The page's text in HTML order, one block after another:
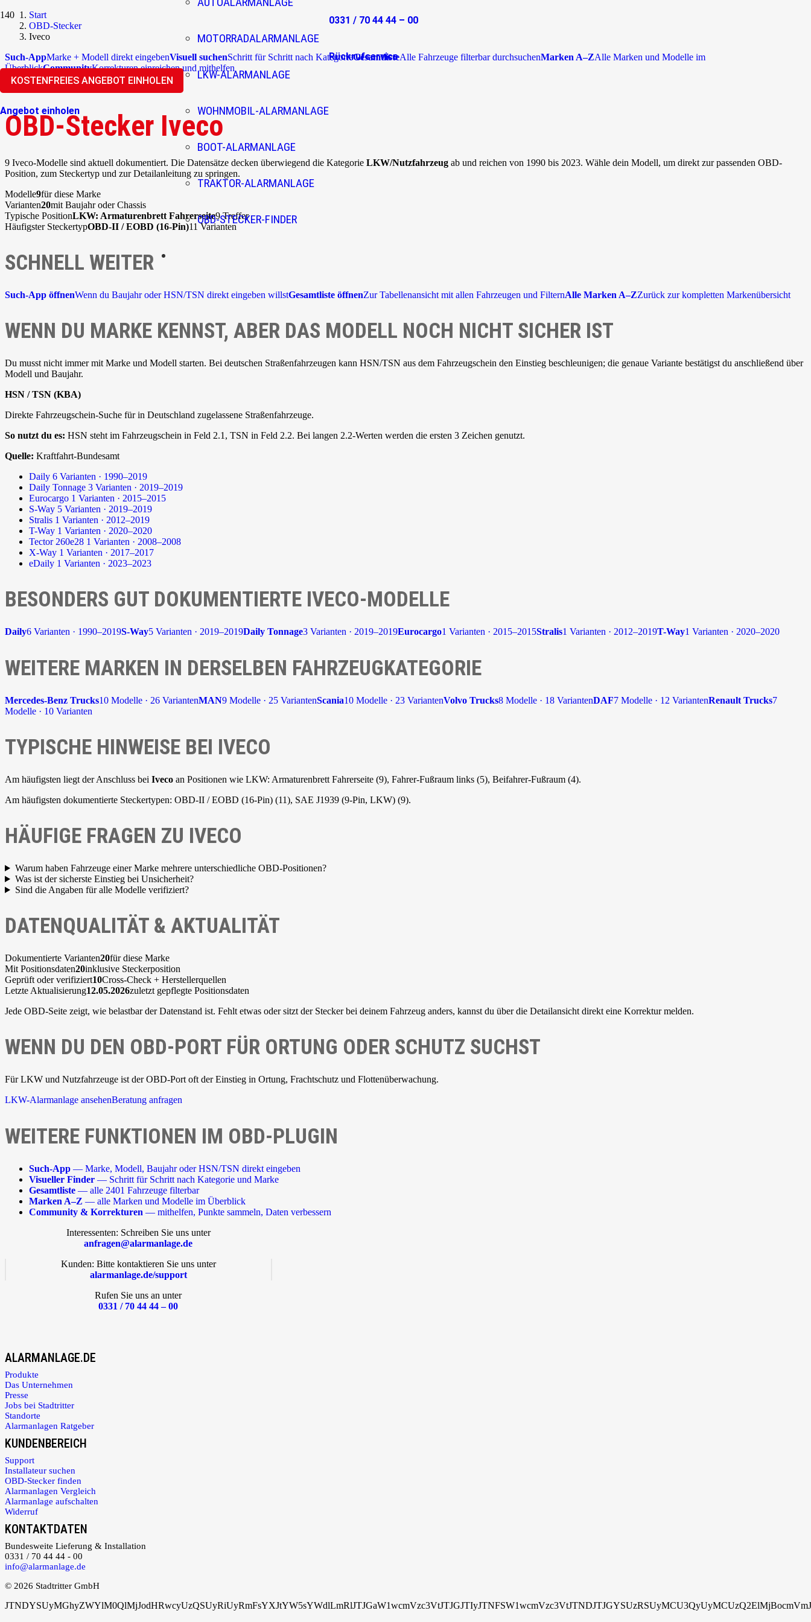
MOTORRADALARMANLAGE
LKW-ALARMANLAGE
WOHNMOBIL-ALARMANLAGE
BOOT-ALARMANLAGE
TRAKTOR-ALARMANLAGE
OBD-STECKER-FINDER
0331 / 70 44 44 – 00
Rückrufservice
KOSTENFREIES ANGEBOT EINHOLEN
Angebot einholen
Start
OBD-Stecker
Iveco
Such-AppMarke + Modell direkt eingebenVisuell suchenSchritt für Schritt nach KategorieGesamtlisteAlle Fahrzeuge filterbar durchsuchenMarken A–ZAlle Marken und Modelle im
ÜberblickCommunityKorrekturen einreichen und mithelfen
OBD-Stecker Iveco
9 Iveco-Modelle sind aktuell dokumentiert. Die Datensätze decken überwiegend die Kategorie LKW/Nutzfahrzeug ab und reichen von 1990 bis 2023. Wähle dein Modell, um direkt zur passenden OBD-
Position, zum Steckertyp und zur Detailanleitung zu springen.
Modelle9für diese Marke
Varianten20mit Baujahr oder Chassis
Typische PositionLKW: Armaturenbrett Fahrerseite9 Treffer
Häufigster SteckertypOBD-II / EOBD (16-Pin)11 Varianten
SCHNELL WEITER
Such-App öffnenWenn du Baujahr oder HSN/TSN direkt eingeben willstGesamtliste öffnenZur Tabellenansicht mit allen Fahrzeugen und FilternAlle Marken A–ZZurück zur kompletten Markenübersicht
WENN DU MARKE KENNST, ABER DAS MODELL NOCH NICHT SICHER IST
Du musst nicht immer mit Marke und Modell starten. Bei deutschen Straßenfahrzeugen kann HSN/TSN aus dem Fahrzeugschein den Einstieg beschleunigen; die genaue Variante bestätigst du anschließend über
Modell und Baujahr.
HSN / TSN (KBA)
Direkte Fahrzeugschein-Suche für in Deutschland zugelassene Straßenfahrzeuge.
So nutzt du es: HSN steht im Fahrzeugschein in Feld 2.1, TSN in Feld 2.2. Bei langen 2.2-Werten werden die ersten 3 Zeichen genutzt.
Quelle: Kraftfahrt-Bundesamt
Daily 6 Varianten · 1990–2019
Daily Tonnage 3 Varianten · 2019–2019
Eurocargo 1 Varianten · 2015–2015
S-Way 5 Varianten · 2019–2019
Stralis 1 Varianten · 2012–2019
T-Way 1 Varianten · 2020–2020
Tector 260e28 1 Varianten · 2008–2008
X-Way 1 Varianten · 2017–2017
eDaily 1 Varianten · 2023–2023
BESONDERS GUT DOKUMENTIERTE IVECO-MODELLE
Daily6 Varianten · 1990–2019S-Way5 Varianten · 2019–2019Daily Tonnage3 Varianten · 2019–2019Eurocargo1 Varianten · 2015–2015Stralis1 Varianten · 2012–2019T-Way1 Varianten · 2020–2020
WEITERE MARKEN IN DERSELBEN FAHRZEUGKATEGORIE
Mercedes-Benz Trucks10 Modelle · 26 VariantenMAN9 Modelle · 25 VariantenScania10 Modelle · 23 VariantenVolvo Trucks8 Modelle · 18 VariantenDAF7 Modelle · 12 VariantenRenault Trucks7
Modelle · 10 Varianten
TYPISCHE HINWEISE BEI IVECO
Am häufigsten liegt der Anschluss bei Iveco an Positionen wie LKW: Armaturenbrett Fahrerseite (9), Fahrer-Fußraum links (5), Beifahrer-Fußraum (4).
Am häufigsten dokumentierte Steckertypen: OBD-II / EOBD (16-Pin) (11), SAE J1939 (9-Pin, LKW) (9).
HÄUFIGE FRAGEN ZU IVECO
Warum haben Fahrzeuge einer Marke mehrere unterschiedliche OBD-Positionen?
Was ist der sicherste Einstieg bei Unsicherheit?
Sind die Angaben für alle Modelle verifiziert?
DATENQUALITÄT & AKTUALITÄT
Dokumentierte Varianten20für diese Marke
Mit Positionsdaten20inklusive Steckerposition
Geprüft oder verifiziert10Cross-Check + Herstellerquellen
Letzte Aktualisierung12.05.2026zuletzt gepflegte Positionsdaten
Jede OBD-Seite zeigt, wie belastbar der Datenstand ist. Fehlt etwas oder sitzt der Stecker bei deinem Fahrzeug anders, kannst du über die Detailansicht direkt eine Korrektur melden.
WENN DU DEN OBD-PORT FÜR ORTUNG ODER SCHUTZ SUCHST
Für LKW und Nutzfahrzeuge ist der OBD-Port oft der Einstieg in Ortung, Frachtschutz und Flottenüberwachung.
LKW-Alarmanlage ansehenBeratung anfragen
WEITERE FUNKTIONEN IM OBD-PLUGIN
Such-App — Marke, Modell, Baujahr oder HSN/TSN direkt eingeben
Visueller Finder — Schritt für Schritt nach Kategorie und Marke
Gesamtliste — alle 2401 Fahrzeuge filterbar
Marken A–Z — alle Marken und Modelle im Überblick
Community & Korrekturen — mithelfen, Punkte sammeln, Daten verbessern
Interessenten: Schreiben Sie uns unter
anfragen@alarmanlage.de
Kunden: Bitte kontaktieren Sie uns unter
alarmanlage.de/support
Rufen Sie uns an unter
0331 / 70 44 44 – 00
ALARMANLAGE.DE
Produkte
Das Unternehmen
Presse
Jobs bei Stadtritter
Standorte
Alarmanlagen Ratgeber
KUNDENBEREICH
Support
Installateur suchen
OBD-Stecker finden
Alarmanlagen Vergleich
Alarmanlage aufschalten
Widerruf
KONTAKTDATEN
Bundesweite Lieferung & Installation
0331 / 70 44 44 - 00
info@alarmanlage.de
© 2026 Stadtritter GmbH